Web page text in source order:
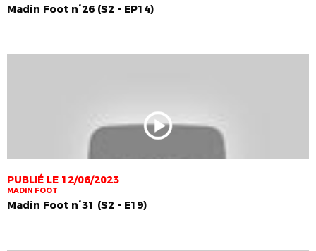
Madin Foot n°26 (S2 - EP14)
PUBLIÉ LE 12/06/2023
MADIN FOOT
Madin Foot n°31 (S2 - E19)